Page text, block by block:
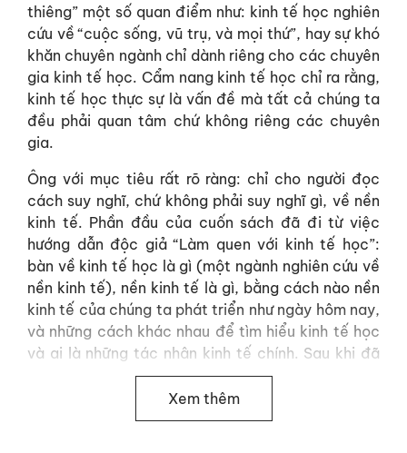
thiêng” một số quan điểm như: kinh tế học nghiên
cứu về “cuộc sống, vũ trụ, và mọi thứ”, hay sự khó
khăn chuyên ngành chỉ dành riêng cho các chuyên
gia kinh tế học. Cẩm nang kinh tế học chỉ ra rằng,
kinh tế học thực sự là vấn đề mà tất cả chúng ta
đều phải quan tâm chứ không riêng các chuyên
gia.
Ông với mục tiêu rất rõ ràng: chỉ cho người đọc
cách suy nghĩ, chứ không phải suy nghĩ gì, về nền
kinh tế. Phần đầu của cuốn sách đã đi từ việc
hướng dẫn độc giả “Làm quen với kinh tế học”:
bàn về kinh tế học là gì (một ngành nghiên cứu về
nền kinh tế), nền kinh tế là gì, bằng cách nào nền
kinh tế của chúng ta phát triển như ngày hôm nay,
và những cách khác nhau để tìm hiểu kinh tế học
và ai là những tác nhân kinh tế chính. Sau khi đã
“quen thuộc” với kinh tế học, tác giả thảo luận về
cách chúng ta có thể “sử dụng” nó để hiểu về thực
tiễn của nền kinh tế thế giới.
Xem thêm